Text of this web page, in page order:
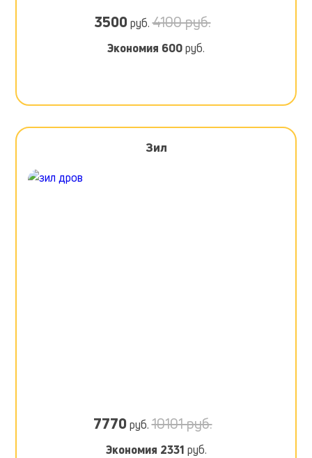
3500 руб.4100 руб.
Экономия 600руб.
Зил
7770 руб.10101 руб.
Экономия 2331 руб.